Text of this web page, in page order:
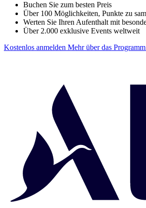
Buchen Sie zum besten Preis
Über 100 Möglichkeiten, Punkte zu
Werten Sie Ihren Aufenthalt mit
Über 2.000 exklusive Events weltweit
Kostenlos anmelden Mehr über das